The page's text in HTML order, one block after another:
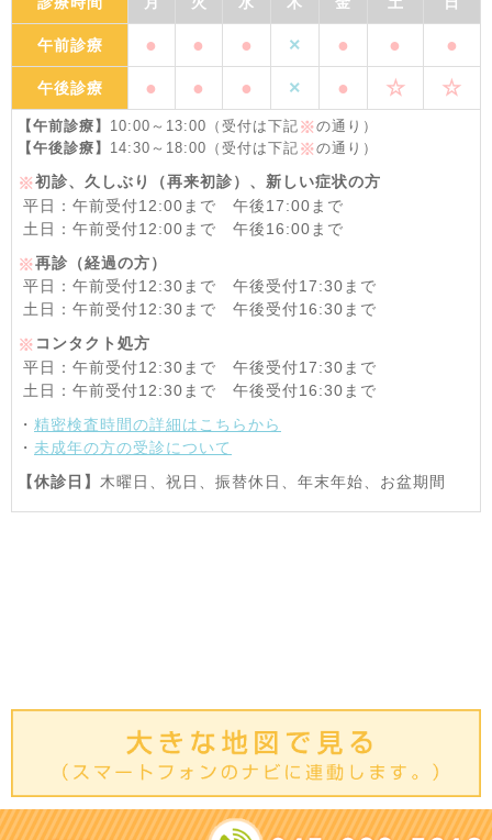
午前診療 ● ● ● × ● ● ●
午後診療 ● ● ● × ● ☆ ☆
【午前診療】 10:00～13:00（受付は下記 ※の通り）
【午後診療】 14:30～18:00（受付は下記 ※の通り）
※初診、久しぶり（再来初診）、新しい症状の方
平日：午前受付12:00まで 午後17:00まで
土日：午前受付12:00まで 午後16:00まで
※再診（経過の方）
平日：午前受付12:30まで 午後受付17:30まで
土日：午前受付12:30まで 午後受付16:30まで
※ コンタクト処方
平日：午前受付12:30まで 午後受付17:30まで
土日：午前受付12:30まで 午後受付16:30まで
・ 精密検査時間の詳細はこちらから
・ 未成年の方の受診について
【休診日】 木曜日、祝日、振替休日、年末年始、お盆期間